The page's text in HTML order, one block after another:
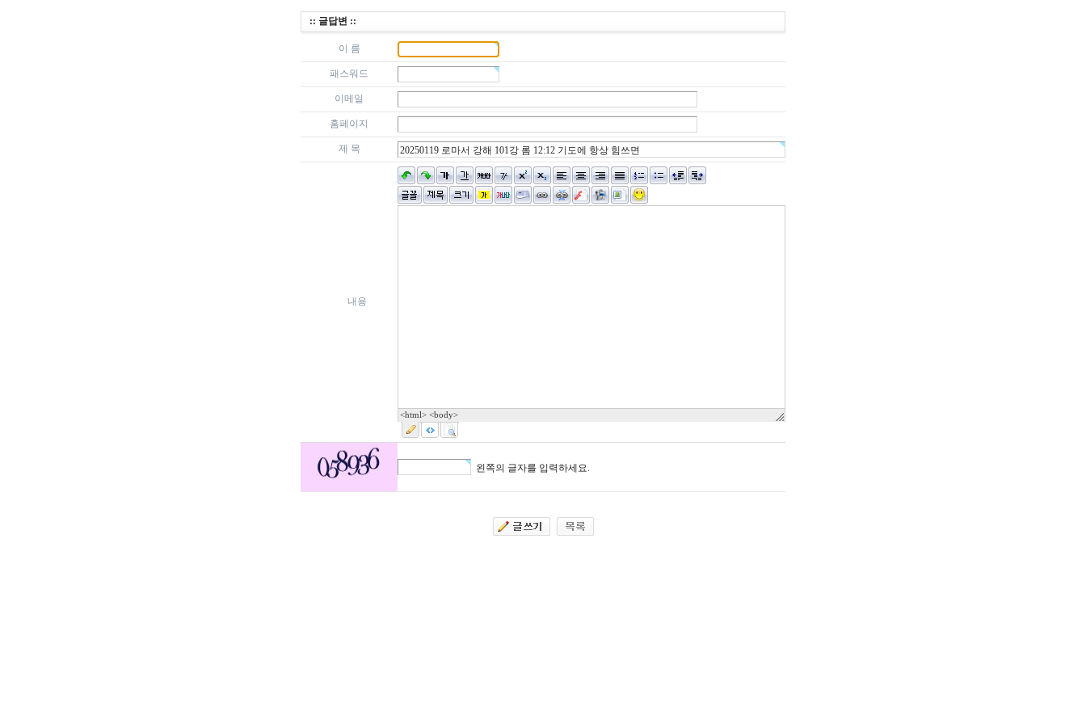
:: 글답변 ::
이 름
패스워드
이메일
홈페이지
제 목
내용
<html> <body>
왼쪽의 글자를 입력하세요.